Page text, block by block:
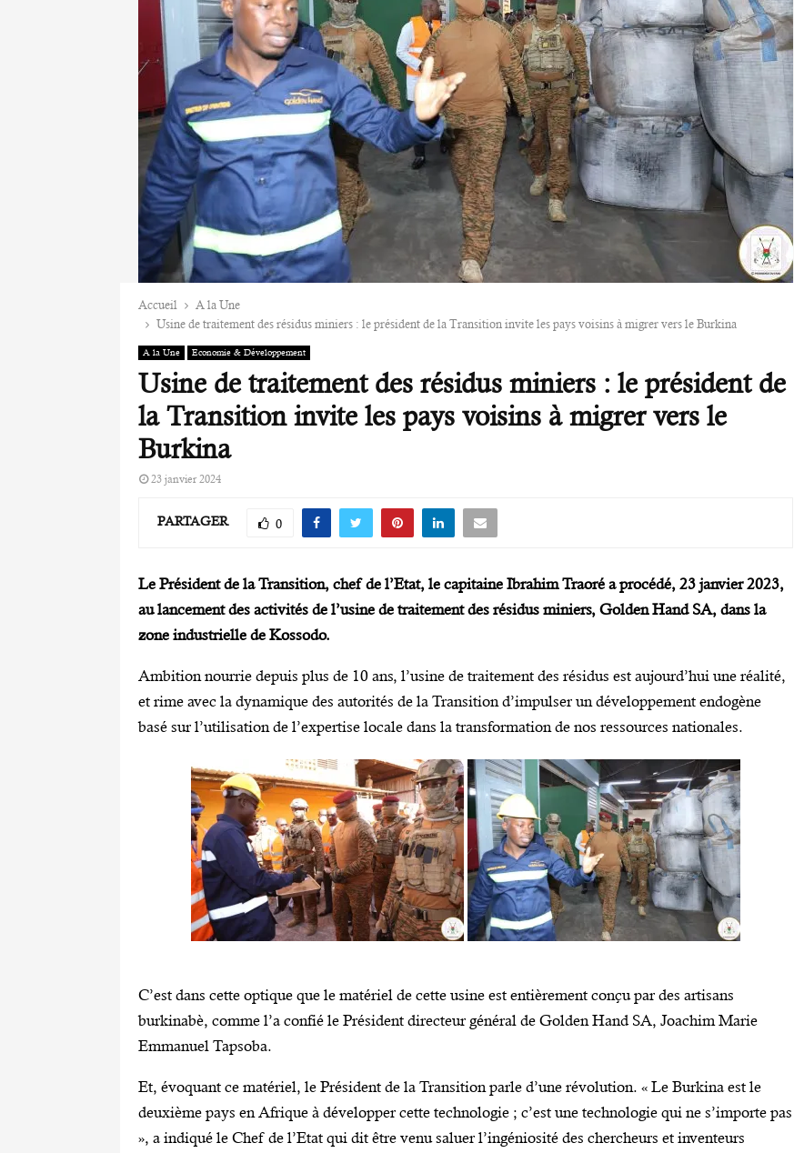
Accueil
A la Une
Usine de traitement des résidus miniers : le président de la Transition invite les pays voisins à migrer vers le Burkina
A la Une Economie & Développement
Usine de traitement des résidus miniers : le président de
la Transition invite les pays voisins à migrer vers le
Burkina
23 janvier 2024
PARTAGER 0
Le Président de la Transition, chef de l’Etat, le capitaine Ibrahim Traoré a procédé, 23 janvier 2023,
au lancement des activités de l’usine de traitement des résidus miniers, Golden Hand SA, dans la
zone industrielle de Kossodo.
Ambition nourrie depuis plus de 10 ans, l’usine de traitement des résidus est aujourd’hui une réalité,
et rime avec la dynamique des autorités de la Transition d’impulser un développement endogène
basé sur l’utilisation de l’expertise locale dans la transformation de nos ressources nationales.
C’est dans cette optique que le matériel de cette usine est entièrement conçu par des artisans
burkinabè, comme l’a confié le Président directeur général de Golden Hand SA, Joachim Marie
Emmanuel Tapsoba.
Et, évoquant ce matériel, le Président de la Transition parle d’une révolution. « Le Burkina est le
deuxième pays en Afrique à développer cette technologie ; c’est une technologie qui ne s’importe pas
», a indiqué le Chef de l’Etat qui dit être venu saluer l’ingéniosité des chercheurs et inventeurs